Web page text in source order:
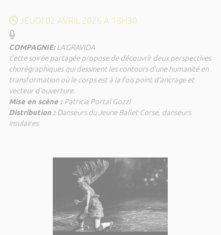
JEUDI 02 AVRIL 2026 À 18H30
COMPAGNIE:LA’GRAVIDA
Cette soirée partagée propose de découvrir deux perspectives
chorégraphiques qui dessinent les contours d’une humanité en
transformation où le corps est à la fois point d’ancrage et
vecteur d’ouverture.
Mise en scène : Patricia Portal Gozzi
Distribution : Danseurs du Jeune Ballet Corse, danseurs
insulaires